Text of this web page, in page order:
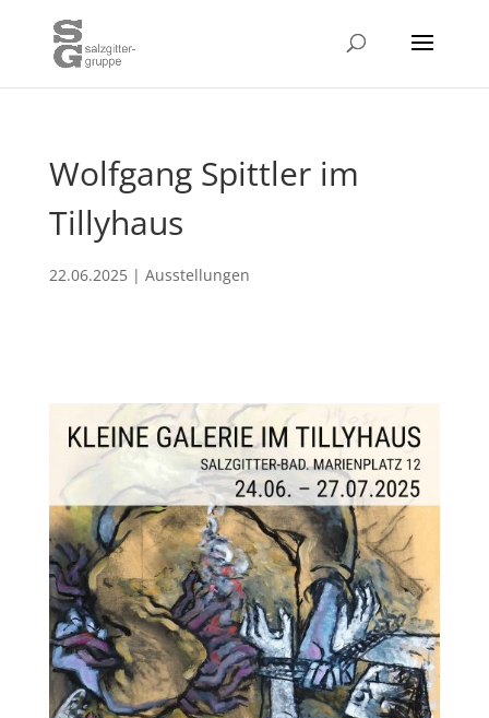
Wolfgang Spittler im
Tillyhaus
22.06.2025| Ausstellungen